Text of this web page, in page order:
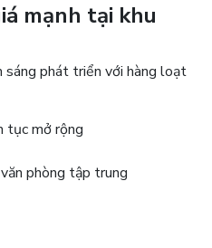
mạnh tại khu
sáng phát triển với hàng loạt
tục mở rộng
phòng tập trung